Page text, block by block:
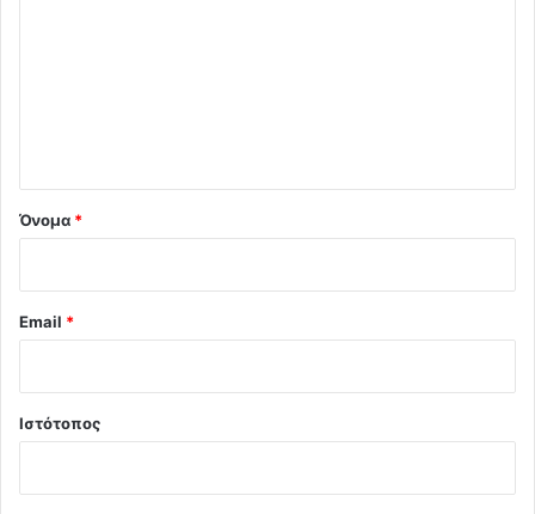
Όνομα *
Email *
Ιστότοπος